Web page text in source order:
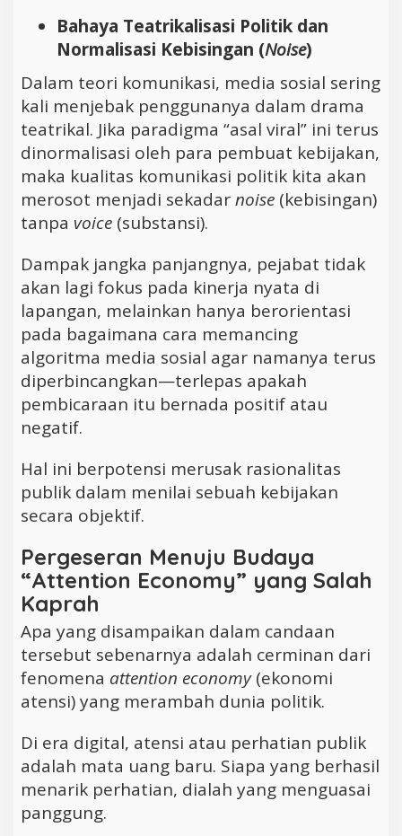
Bahaya Teatrikalisasi Politik dan
Normalisasi Kebisingan (Noise)
Dalam teori komunikasi, media sosial sering
kali menjebak penggunanya dalam drama
teatrikal. Jika paradigma “asal viral” ini terus
dinormalisasi oleh para pembuat kebijakan,
maka kualitas komunikasi politik kita akan
merosot menjadi sekadarnoise (kebisingan)
tanpa voice (substansi).
Dampak jangka panjangnya, pejabat tidak
akan lagi fokus pada kinerja nyata di
lapangan, melainkan hanya berorientasi
pada bagaimana cara memancing
algoritma media sosial agar namanya terus
diperbincangkan—terlepas apakah
pembicaraan itu bernada positif atau
negatif.
Hal ini berpotensi merusak rasionalitas
publik dalam menilai sebuah kebijakan
secara objektif.
Pergeseran Menuju Budaya
“Attention Economy” yang Salah
Kaprah
Apa yang disampaikan dalam candaan
tersebut sebenarnya adalah cerminan dari
fenomena attention economy(ekonomi
atensi) yang merambah dunia politik.
Di era digital, atensi atau perhatian publik
adalah mata uang baru. Siapa yang berhasil
menarik perhatian, dialah yang menguasai
panggung.